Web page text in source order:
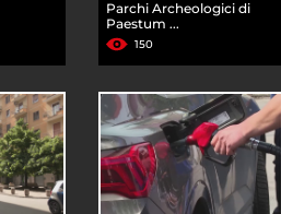
Parchi Archeologici di
Paestum ...
150